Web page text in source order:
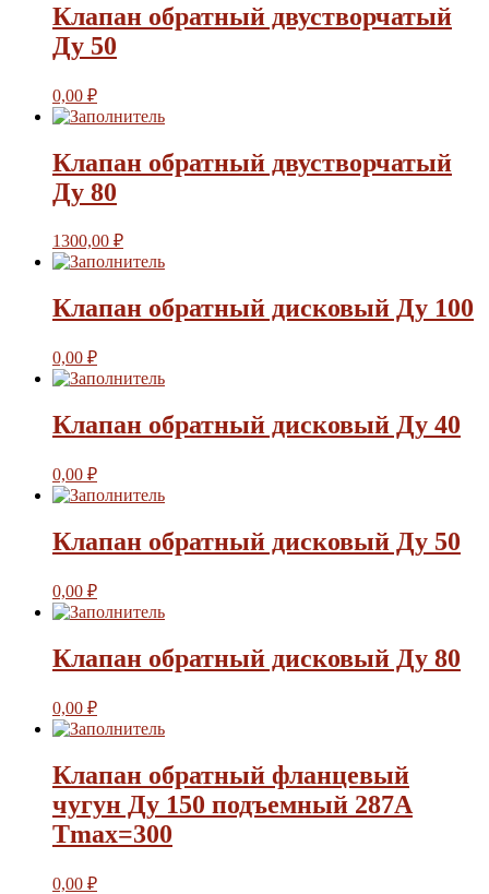
Клапан обратный двустворчатый
Ду 50
0,00 ₽
Клапан обратный двустворчатый
Ду 80
1300,00 ₽
Клапан обратный дисковый Ду 100
0,00 ₽
Клапан обратный дисковый Ду 40
0,00 ₽
Клапан обратный дисковый Ду 50
0,00 ₽
Клапан обратный дисковый Ду 80
0,00 ₽
Клапан обратный фланцевый
чугун Ду 150 подъемный 287A
Tmax=300
0,00 ₽